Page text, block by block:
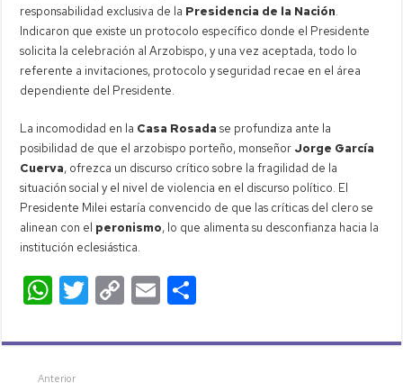
responsabilidad exclusiva de la Presidencia de la Nación.
Indicaron que existe un protocolo específico donde el Presidente
solicita la celebración al Arzobispo, y una vez aceptada, todo lo
referente a invitaciones, protocolo y seguridad recae en el área
dependiente del Presidente.
La incomodidad en la Casa Rosada se profundiza ante la
posibilidad de que el arzobispo porteño, monseñor Jorge García
Cuerva, ofrezca un discurso crítico sobre la fragilidad de la
situación social y el nivel de violencia en el discurso político. El
Presidente Milei estaría convencido de que las críticas del clero se
alinean con el peronismo, lo que alimenta su desconfianza hacia la
institución eclesiástica.
W
at
T
tt
C
p
E
ail m
Anterior